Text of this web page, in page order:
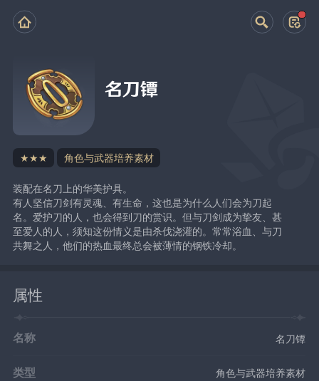
名刀镡
★★★ 角色与武器培养素材
装配在名刀上的华美护具。
有人坚信刀剑有灵魂、有生命，这也是为什么人们会为刀起
名。爱护刀的人，也会得到刀的赏识。但与刀剑成为挚友、甚
至爱人的人，须知这份情义是由杀伐浇灌的。常常浴血、与刀
共舞之人，他们的热血最终总会被薄情的钢铁冷却。
属性
名称 名刀镡
类型 角色与武器培养素材